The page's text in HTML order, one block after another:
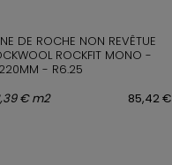
DE ROCHE NON REVÊTUE
ROCKFIT MONO -
- R6.25
85,42 €
€ m2